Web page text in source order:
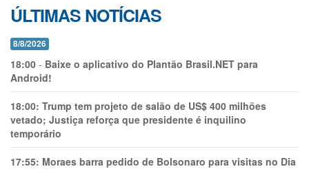
ÚLTIMAS NOTÍCIAS
8/8/2026
18:00 - Baixe o aplicativo do Plantão Brasil.NET para
Android!
18:00: Trump tem projeto de salão de US$ 400 milhões
vetado; Justiça reforça que presidente é inquilino
temporário
17:55: Moraes barra pedido de Bolsonaro para visitas no Dia